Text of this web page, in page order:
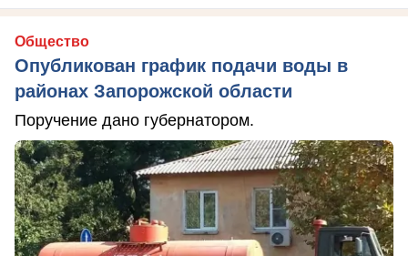
Общество
Опубликован график подачи воды в
районах Запорожской области
Поручение дано губернатором.